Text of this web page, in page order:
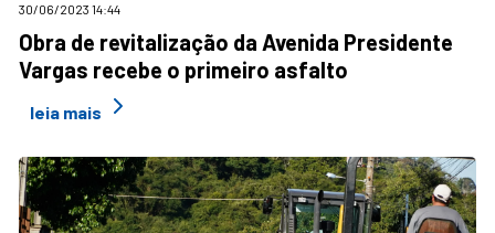
30/06/2023 14:44
Obra de revitalização da Avenida Presidente
Vargas recebe o primeiro asfalto
leia mais